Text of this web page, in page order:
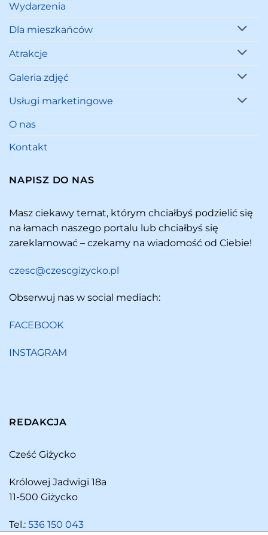
Wydarzenia
Dla mieszkańców
Atrakcje
Galeria zdjęć
Usługi marketingowe
O nas
Kontakt
NAPISZ DO NAS
Masz ciekawy temat, którym chciałbyś podzielić się
na łamach naszego portalu lub chciałbyś się
zareklamować – czekamy na wiadomość od Ciebie!
czesc@czescgizycko.pl
Obserwuj nas w social mediach:
FACEBOOK
INSTAGRAM
REDAKCJA
Cześć Giżycko
Królowej Jadwigi 18a
11-500 Giżycko
Tel.: 536 150 043